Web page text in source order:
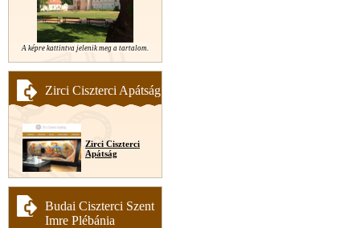
A képre kattintva jelenik meg a tartalom.
Zirci Ciszterci Apátság
Zirci Ciszterci
Apátság
Budai Ciszterci Szent
Imre Plébánia